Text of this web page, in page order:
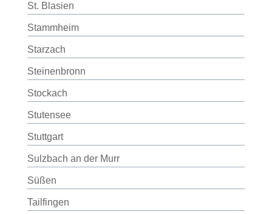
St. Blasien
Stammheim
Starzach
Steinenbronn
Stockach
Stutensee
Stuttgart
Sulzbach an der Murr
Süßen
Tailfingen